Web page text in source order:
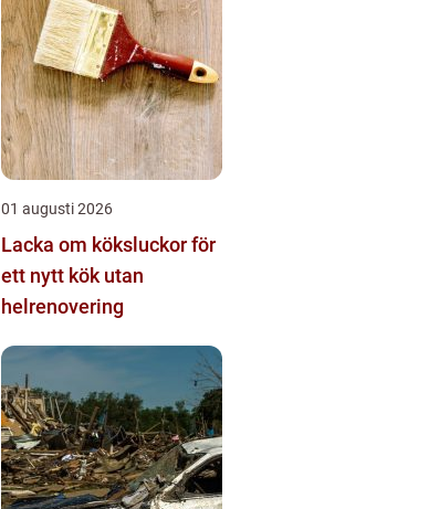
01 augusti 2026
Lacka om köksluckor för
ett nytt kök utan
helrenovering